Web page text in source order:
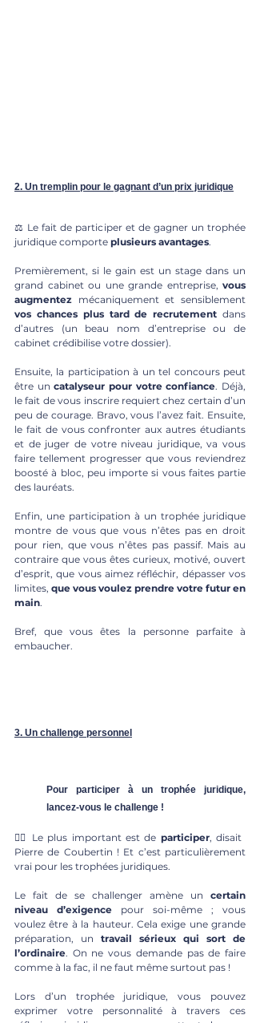
2. Un tremplin pour le gagnant d’un prix juridique
⚖️ Le fait de participer et de gagner un trophée
juridique comporte plusieurs avantages.
Premièrement, si le gain est un stage dans un
grand cabinet ou une grande entreprise, vous
augmentez
vos chances plus tard de recrutement dans
d’autres (un beau nom d’entreprise ou de
cabinet crédibilise votre dossier).
Ensuite, la participation à un tel concours peut
être un catalyseur pour votre confiance. Déjà,
le fait de vous inscrire requiert chez certain d’un
peu de courage. Bravo, vous l’avez fait. Ensuite,
le fait de vous confronter aux autres étudiants
et de juger de votre niveau juridique, va vous
faire tellement progresser que vous reviendrez
boosté à bloc, peu importe si vous faites partie
des lauréats.
Enfin, une participation à un trophée juridique
montre de vous que vous n’êtes pas en droit
pour rien, que vous n’êtes pas passif. Mais au
contraire que vous êtes curieux, motivé, ouvert
d’esprit, que vous aimez réfléchir, dépasser vos
limites, que vous voulez prendre votre futur en
main.
Bref, que vous êtes la personne parfaite à
embaucher.
3. Un challenge personnel
Pour participer à un trophée juridique,
lancez-vous le challenge !
🧑‍⚖️ Le plus important est de participer, disait
Pierre de Coubertin ! Et c’est particulièrement
vrai pour les trophées juridiques.
Le fait de se challenger amène un certain
niveau d’exigence pour soi-même ; vous
voulez être à la hauteur. Cela exige une grande
préparation, un travail sérieux qui sort de
l’ordinaire. On ne vous demande pas de faire
comme à la fac, il ne faut même surtout pas !
Lors d’un trophée juridique, vous pouvez
exprimer votre personnalité à travers ces